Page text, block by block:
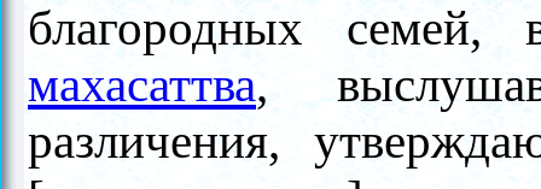
благородных
махасаттва,
различения,